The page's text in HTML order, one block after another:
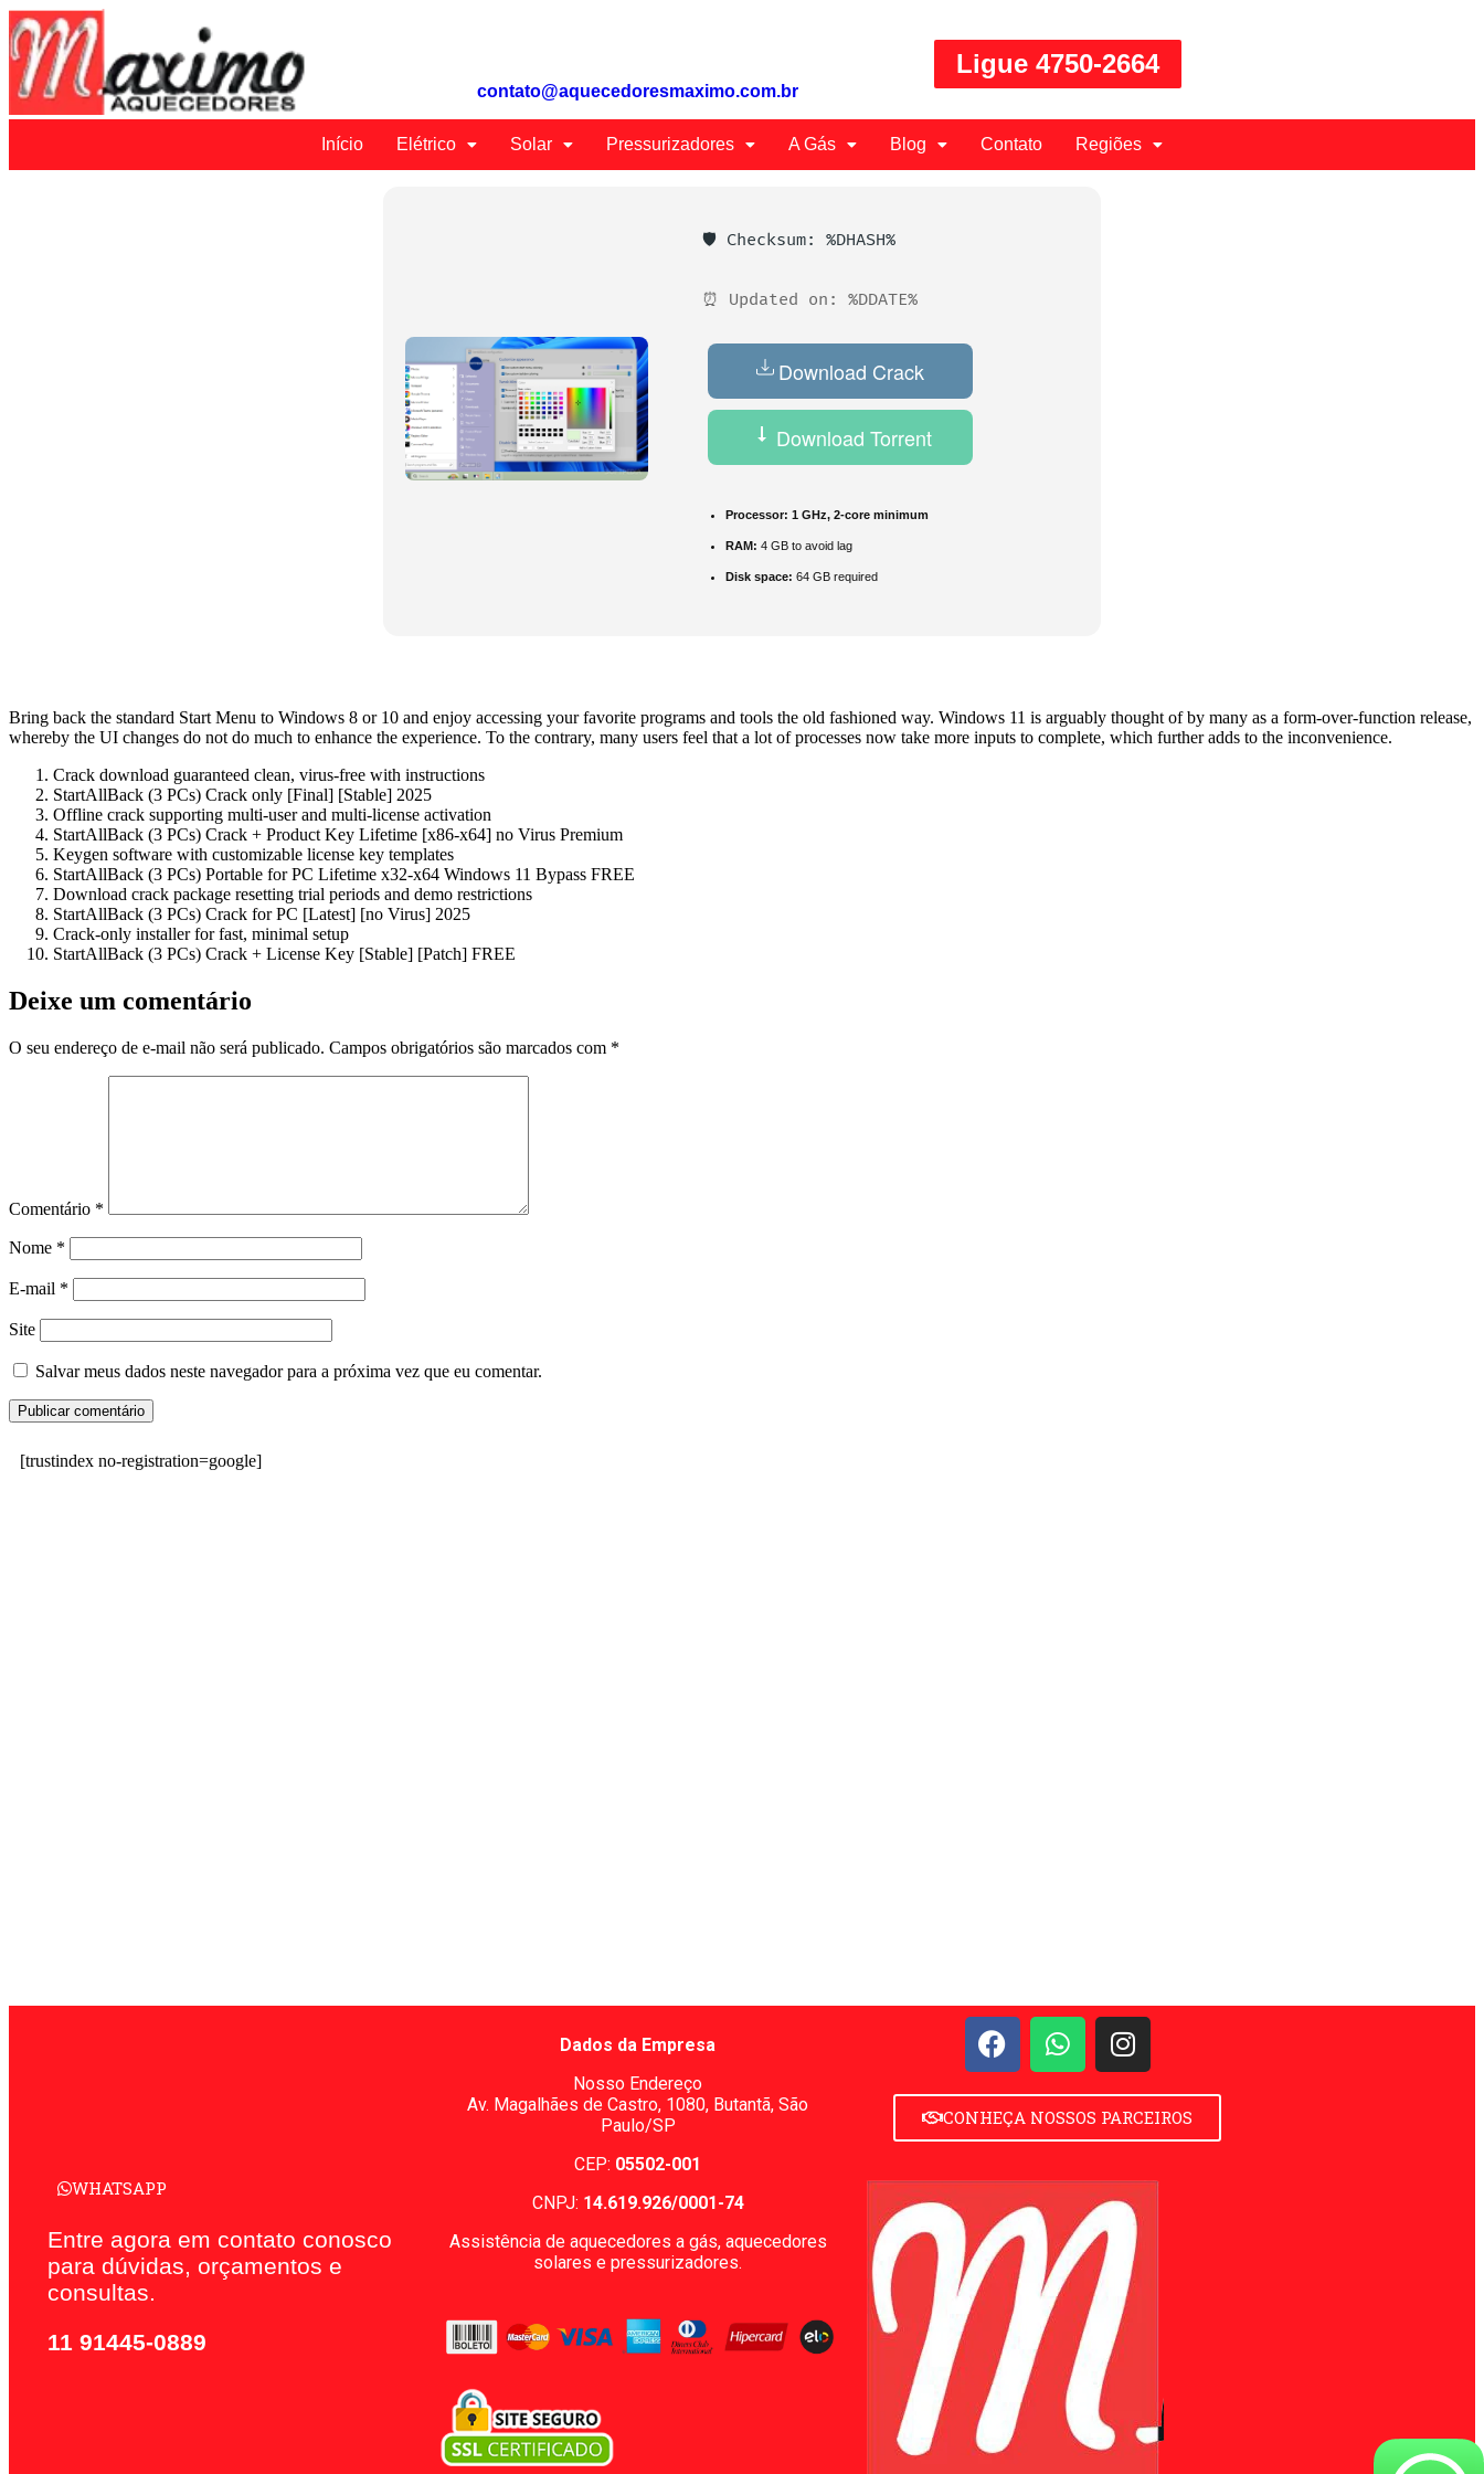
contato@aquecedoresmaximo.com.br
Ligue 4750-2664
Início Elétrico Solar Pressurizadores A Gás Blog Contato Regiões
🛡️ Checksum: %DHASH%
⏰ Updated on: %DDATE%
Download Crack
Download Torrent
Processor: 1 GHz, 2-core minimum
RAM: 4 GB to avoid lag
Disk space: 64 GB required
Bring back the standard Start Menu to Windows 8 or 10 and enjoy accessing your favorite programs and tools the old fashioned way. Windows 11 is arguably thought of by many as a form-over-function release,
whereby the UI changes do not do much to enhance the experience. To the contrary, many users feel that a lot of processes now take more inputs to complete, which further adds to the inconvenience.
Crack download guaranteed clean, virus-free with instructions
StartAllBack (3 PCs) Crack only [Final] [Stable] 2025
Offline crack supporting multi-user and multi-license activation
StartAllBack (3 PCs) Crack + Product Key Lifetime [x86-x64] no Virus Premium
Keygen software with customizable license key templates
StartAllBack (3 PCs) Portable for PC Lifetime x32-x64 Windows 11 Bypass FREE
Download crack package resetting trial periods and demo restrictions
StartAllBack (3 PCs) Crack for PC [Latest] [no Virus] 2025
Crack-only installer for fast, minimal setup
StartAllBack (3 PCs) Crack + License Key [Stable] [Patch] FREE
Deixe um comentário
O seu endereço de e-mail não será publicado. Campos obrigatórios são marcados com *
Comentário *
Nome *
E-mail *
Site
Salvar meus dados neste navegador para a próxima vez que eu comentar.
[trustindex no-registration=google]
WHATSAPP
Entre agora em contato conosco
para dúvidas, orçamentos e
consultas.
11 91445-0889
Dados da Empresa
Nosso Endereço
Av. Magalhães de Castro, 1080, Butantã, São
Paulo/SP
CEP: 05502-001
CNPJ: 14.619.926/0001-74
Assistência de aquecedores a gás, aquecedores
solares e pressurizadores.
CONHEÇA NOSSOS PARCEIROS